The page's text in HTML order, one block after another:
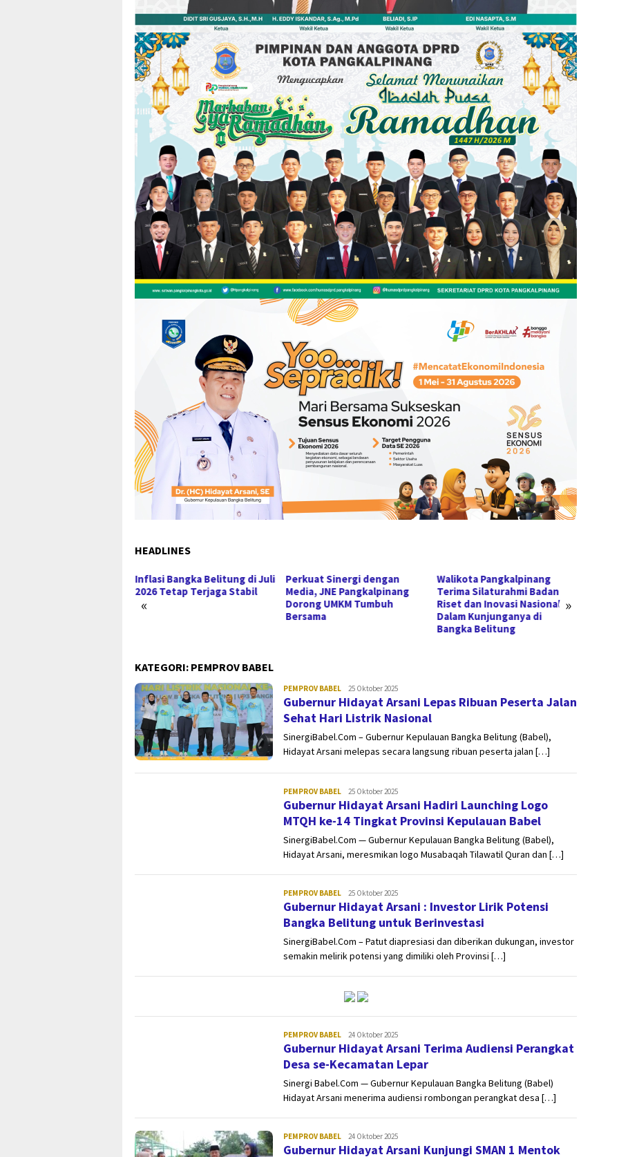
HEADLINES
« »
Inflasi Bangka Belitung di Juli
2026 Tetap Terjaga Stabil
Perkuat Sinergi dengan
Media, JNE Pangkalpinang
Dorong UMKM Tumbuh
Bersama
Walikota Pangkalpinang
Terima Silaturahmi Badan
Riset dan Inovasi Nasional
Dalam Kunjunganya di
Bangka Belitung
KATEGORI: PEMPROV BABEL
PEMPROV BABELsinergibabel.id
25 Oktober 2025
Gubernur Hidayat Arsani Lepas Ribuan Peserta Jalan
Sehat Hari Listrik Nasional
SinergiBabel.Com – Gubernur Kepulauan Bangka Belitung (Babel),
Hidayat Arsani melepas secara langsung ribuan peserta jalan […]
PEMPROV BABEL sinergibabel.id
25 Oktober 2025
Gubernur Hidayat Arsani Hadiri Launching Logo
MTQH ke-14 Tingkat Provinsi Kepulauan Babel
SinergiBabel.Com — Gubernur Kepulauan Bangka Belitung (Babel),
Hidayat Arsani, meresmikan logo Musabaqah Tilawatil Quran dan […]
PEMPROV BABEL sinergibabel.id
25 Oktober 2025
Gubernur Hidayat Arsani : Investor Lirik Potensi
Bangka Belitung untuk Berinvestasi
SinergiBabel.Com – Patut diapresiasi dan diberikan dukungan, investor
semakin melirik potensi yang dimiliki oleh Provinsi […]
PEMPROV BABEL sinergibabel.id
24 Oktober 2025
Gubernur Hidayat Arsani Terima Audiensi Perangkat
Desa se-Kecamatan Lepar
Sinergi Babel.Com — Gubernur Kepulauan Bangka Belitung (Babel)
Hidayat Arsani menerima audiensi rombongan perangkat desa […]
PEMPROV BABEL sinergibabel.id
24 Oktober 2025
Gubernur Hidayat Arsani Kunjungi SMAN 1 Mentok